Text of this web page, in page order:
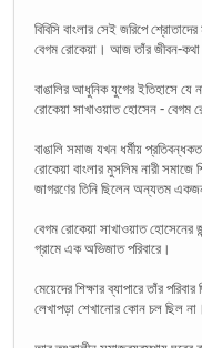
বিবিসি বাংলার সেই জরিপে
বেগম রোকেয়া। আজ তাঁর জীবন-
বাঙালির আধুনিক যুগের ইতিহাসে যে
রোকেয়া সাখাওয়াত হোসেন - বেগম
বাঙালি সমাজ যখন ধর্মীয়
রোকেয়া বাংলার মুসলিম নারী
জাগরণের তিনি ছিলেন অন্যতম
বেগম রোকেয়া সাখাওয়াত হোসেনের
গ্রামে এক অভিজাত পরিবারে।
মেয়েদের শিক্ষার ব্যাপারে তাঁর
লেখাপড়া শেখানোর কোন চল ছিল না।